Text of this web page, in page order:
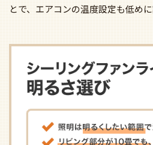
とで、エアコンの温度設定も低めに